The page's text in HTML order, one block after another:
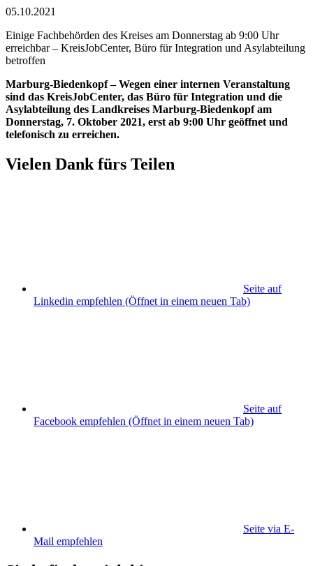
05.10.2021
Einige Fachbehörden des Kreises am Donnerstag ab 9:00 Uhr
erreichbar – KreisJobCenter, Büro für Integration und Asylabteilung
betroffen
Marburg-Biedenkopf – Wegen einer internen Veranstaltung
sind das KreisJobCenter, das Büro für Integration und die
Asylabteilung des Landkreises Marburg-Biedenkopf am
Donnerstag, 7. Oktober 2021, erst ab 9:00 Uhr geöffnet und
telefonisch zu erreichen.
Vielen Dank fürs Teilen
Seite auf
Linkedin empfehlen (Öffnet in einem neuen Tab)
Seite auf
Facebook empfehlen (Öffnet in einem neuen Tab)
Seite via E-
Mail empfehlen